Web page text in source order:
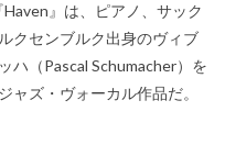
』は、ピアノ、サック
クセンブルク出身のヴィブ
ハ（Pascal Schumacher）を
ャズ・ヴォーカル作品だ。